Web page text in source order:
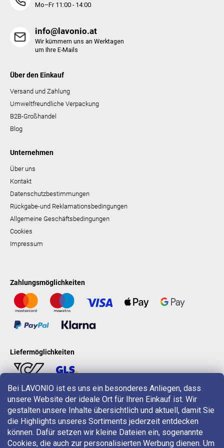
Bei LAVONIO ist es uns ein besonderes Anliegen, dass
unsere Website der ideale Ort für Ihren Einkauf ist. Wir
gestalten unsere Inhalte übersichtlich und aktuell, damit Sie
die Highlights unseres Sortiments jederzeit entdecken
können. Dafür setzen wir kleine Dateien ein, sogenannte
Cookies, die auch zur personalisierten Werbung dienen. Um
Mo–Fr 11:00 - 14:00
info@lavonio.at
Wir kümmern uns an Werktagen
um Ihre E-Mails
Über den Einkauf
Versand und Zahlung
Umweltfreundliche Verpackung
B2B-Großhandel
Blog
Unternehmen
Über uns
Kontakt
Datenschutzbestimmungen
Rückgabe-und Reklamationsbedingungen
Allgemeine Geschäftsbedingungen
Cookies
Impressum
Zahlungsmöglichkeiten
Liefermöglichkeiten
LAVONIO in der Welt